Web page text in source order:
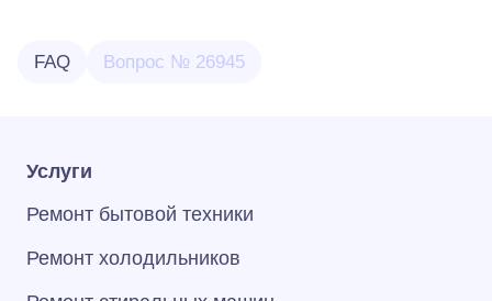
FAQ Вопрос № 26945
Услуги
Ремонт бытовой техники
Ремонт холодильников